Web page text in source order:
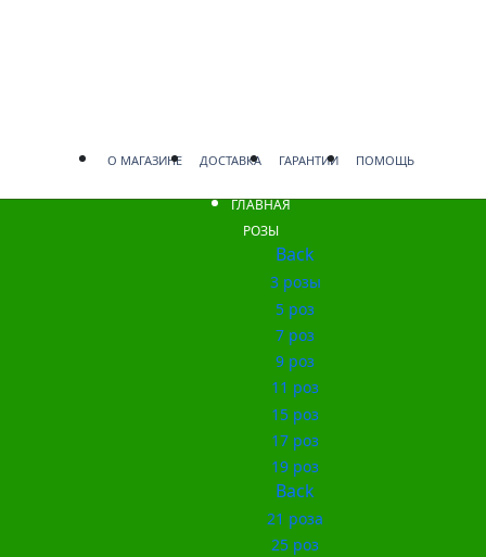
О МАГАЗИНЕ ДОСТАВКА ГАРАНТИИ ПОМОЩЬ
ГЛАВНАЯ
РОЗЫ
Back
3 розы
5 роз
7 роз
9 роз
11 роз
15 роз
17 роз
19 роз
Back
21 роза
25 роз